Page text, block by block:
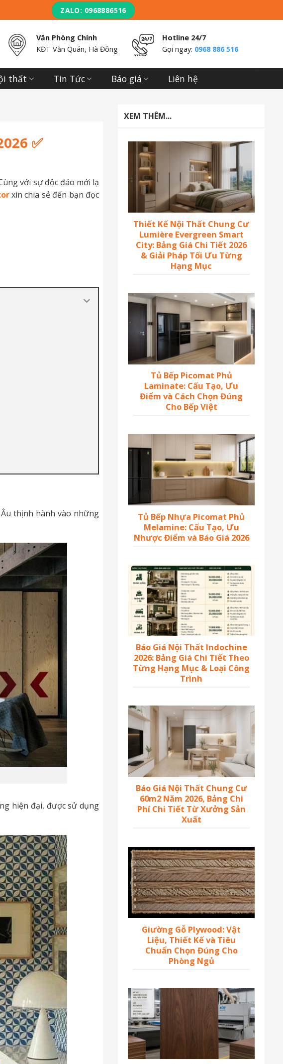
ZALO: 0968886516
Văn Phòng Chính
KĐT Văn Quán, Hà Đông
Hotline 24/7
Gọi ngay: 0968 886 516
thất Tin Tức Báo giá Liên hệ
✅
với sự độc đáo mới lạ
xin chia sẻ đến bạn đọc
Âu thịnh hành vào những
hiện đại, được sử dụng
XEM THÊM...
Thiết Kế Nội Thất Chung Cư
Lumière Evergreen Smart
City: Bảng Giá Chi Tiết 2026
& Giải Pháp Tối Ưu Từng
Hạng Mục
Tủ Bếp Picomat Phủ
Laminate: Cấu Tạo, Ưu
Điểm và Cách Chọn Đúng
Cho Bếp Việt
Tủ Bếp Nhựa Picomat Phủ
Melamine: Cấu Tạo, Ưu
Nhược Điểm và Báo Giá 2026
Báo Giá Nội Thất Indochine
2026: Bảng Giá Chi Tiết Theo
Từng Hạng Mục & Loại Công
Trình
Báo Giá Nội Thất Chung Cư
60m2 Năm 2026, Bảng Chi
Phí Chi Tiết Từ Xưởng Sản
Xuất
Giường Gỗ Plywood: Vật
Liệu, Thiết Kế và Tiêu
Chuẩn Chọn Đúng Cho
Phòng Ngủ